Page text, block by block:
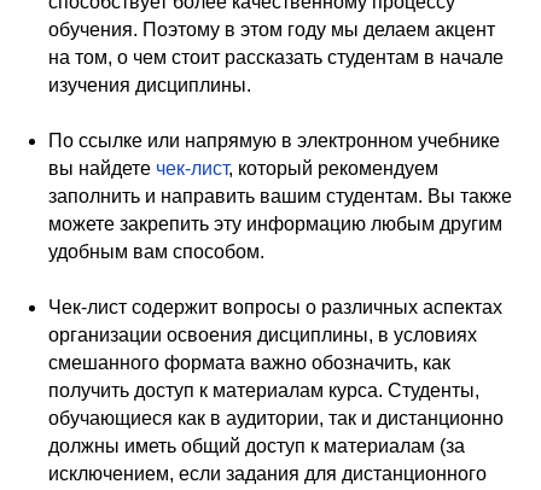
обучения. Поэтому в этом году мы делаем акцент
на том, о чем стоит рассказать студентам в начале
изучения дисциплины.
По ссылке или напрямую в электронном учебнике
вы найдете чек-лист, который рекомендуем
заполнить и направить вашим студентам. Вы также
можете закрепить эту информацию любым другим
удобным вам способом.
Чек-лист содержит вопросы о различных аспектах
организации освоения дисциплины, в условиях
смешанного формата важно обозначить, как
получить доступ к материалам курса. Студенты,
обучающиеся как в аудитории, так и дистанционно
должны иметь общий доступ к материалам (за
исключением, если задания для дистанционного